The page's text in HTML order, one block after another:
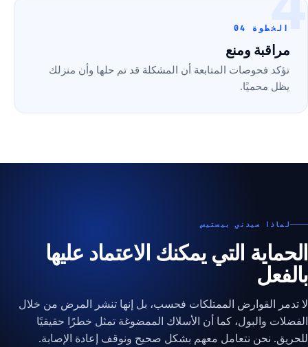
الخطوة 04
مراقبة ومنع
تؤكد فحوصات المتابعة أن المشكلة قد تم حلها وأن منزلك
يظل محميًا.
لماذا سيدني بيستيس
الحماية التي يمكنك الاعتماد عليها
بالفعل
لا تدمر القوارض الممتلكات فحسب، بل إنها تنشر المرض من خلال
الفضلات والبول، كما أن الأسلاك الممضوغة تمثل خطرًا حقيقيًا
للحريق. نحن نتعامل معهم بشكل صحيح ونوقف إعادة الإصابة.